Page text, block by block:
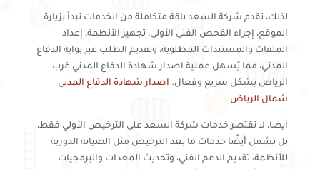
لذلك، تقدم شركة السعد باقة متكاملة من الخدمات تبدأ بزيارة
الموقع، إجراء الفحص الفني الأولي، تجهيز الأنظمة، إعداد
الملفات والمستندات المطلوبة، وتقديم الطلب عبر بوابة الدفاع
المدني، مما يُسهل عملية اصدار شهادة الدفاع المدني غرب
الرياض بشكل سريع وفعال. اصدار شهادة الدفاع المدني
شمال الرياض
أيضا، لا تقتصر خدمات شركة السعد على الترخيص الأولي فقط،
بل تشمل أيضًا خدمات ما بعد الترخيص مثل الصيانة الدورية
للأنظمة، تقديم الدعم الفني، وتحديث المعدات والبرمجيات